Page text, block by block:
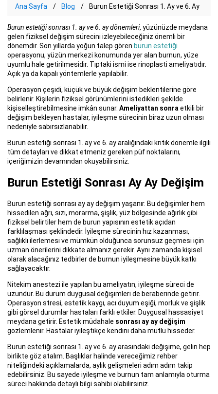
Ana Sayfa Blog Burun Estetiği Sonrası 1. Ay ve 6. Ay
Burun estetiği sonrası 1. ay ve 6. ay dönemleri, yüzünüzde meydana
gelen fiziksel değişim sürecini izleyebileceğiniz önemli bir
dönemdir. Son yıllarda yoğun talep gören burun estetiği
operasyonu, yüzün merkezi konumunda yer alan burnun, yüze
uyumlu hale getirilmesidir. Tıptaki ismi ise rinoplasti ameliyatıdır.
Açık ya da kapalı yöntemlerle yapılabilir.
Operasyon çeşidi, küçük ve büyük değişim beklentilerine göre
belirlenir. Kişilerin fiziksel görünümlerini istedikleri şekilde
kişiselleştirebilmesine imkân sunar. Ameliyattan sonra etkili bir
değişim bekleyen hastalar, iyileşme sürecinin biraz uzun olması
nedeniyle sabırsızlanabilir.
Burun estetiği sonrası 1. ay ve 6. ay aralığındaki kritik dönemle ilgili
tüm detayları ve dikkat etmeniz gereken püf noktalarını,
içeriğimizin devamından okuyabilirsiniz.
Burun Estetiği Sonrası Ay Ay Değişim
Burun estetiği sonrası ay ay değişim yaşanır. Bu değişimler hem
hissedilen ağrı, sızı, morarma, şişlik, yüz bölgesinde ağırlık gibi
fiziksel belirtiler hem de burun yapısının estetik açıdan
farklılaşması şeklindedir. İyileşme sürecinin hız kazanması,
sağlıklı ilerlemesi ve mümkün olduğunca sorunsuz geçmesi için
uzman önerilerini dikkate almanız gerekir. Aynı zamanda kişisel
olarak alacağınız tedbirler de burnun iyileşmesine büyük katkı
sağlayacaktır.
Nitekim anestezi ile yapılan bu ameliyatın, iyileşme süreci de
uzundur. Bu durum duygusal değişimleri de beraberinde getirir.
Operasyon stresi, estetik kaygı, acı duyum eşiği, morluk ve şişlik
gibi görsel durumlar hastaları farklı etkiler. Duygusal hassasiyet
meydana getirir. Estetik müdahale sonrası ay ay değişim
gözlemlenir. Hastalar iyileştikçe kendini daha mutlu hisseder.
Burun estetiği sonrası 1. ay ve 6. ay arasındaki değişime, gelin hep
birlikte göz atalım. Başlıklar halinde vereceğimiz rehber
niteliğindeki açıklamalarda, aylık gelişmeleri adım adım takip
edebilirsiniz. Bu sayede iyileşme ve burnun tam anlamıyla oturma
süreci hakkında detaylı bilgi sahibi olabilirsiniz.